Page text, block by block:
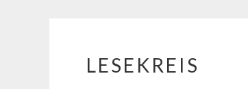
Springe
LESEKREIS